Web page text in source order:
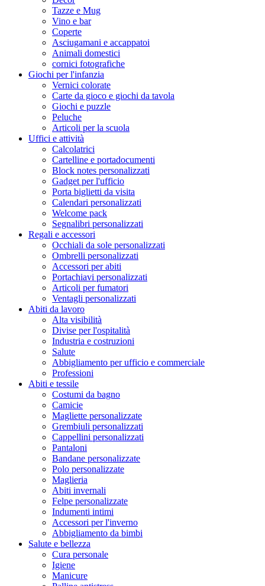
Tazze e Mug
Vino e bar
Coperte
Asciugamani e accappatoi
Animali domestici
cornici fotografiche
Giochi per l'infanzia
Vernici colorate
Carte da gioco e giochi da tavola
Giochi e puzzle
Peluche
Articoli per la scuola
Uffici e attività
Calcolatrici
Cartelline e portadocumenti
Block notes personalizzati
Gadget per l'ufficio
Porta biglietti da visita
Calendari personalizzati
Welcome pack
Segnalibri personalizzati
Regali e accessori
Occhiali da sole personalizzati
Ombrelli personalizzati
Accessori per abiti
Portachiavi personalizzati
Articoli per fumatori
Ventagli personalizzati
Abiti da lavoro
Alta visibilità
Divise per l'ospitalità
Industria e costruzioni
Salute
Abbigliamento per ufficio e commerciale
Professioni
Abiti e tessile
Costumi da bagno
Camicie
Magliette personalizzate
Grembiuli personalizzati
Cappellini personalizzati
Pantaloni
Bandane personalizzate
Polo personalizzate
Maglieria
Abiti invernali
Felpe personalizzate
Indumenti intimi
Accessori per l'inverno
Abbigliamento da bimbi
Salute e bellezza
Cura personale
Igiene
Manicure